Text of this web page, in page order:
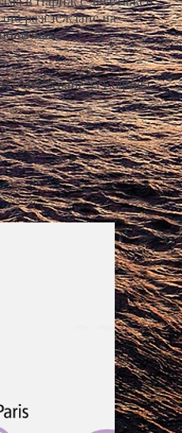
разглеждане на
отпътуване за София с